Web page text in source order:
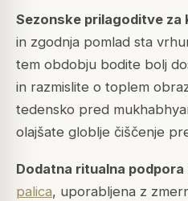
Sezonske prilagoditve za
in zgodnja pomlad sta
tem obdobju bodite bolj
in razmislite o toplem
tedensko pred
olajšate globlje čiščenje
Dodatna ritualna podpora
palica, uporabljena z